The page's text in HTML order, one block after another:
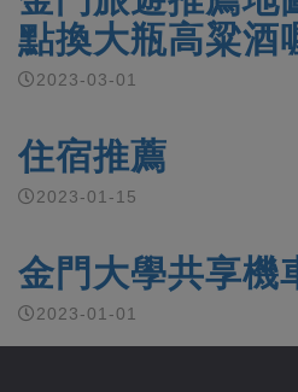
點換大瓶高粱酒
2023-03-01
住宿推薦
2023-01-15
金門大學共享機
2023-01-01